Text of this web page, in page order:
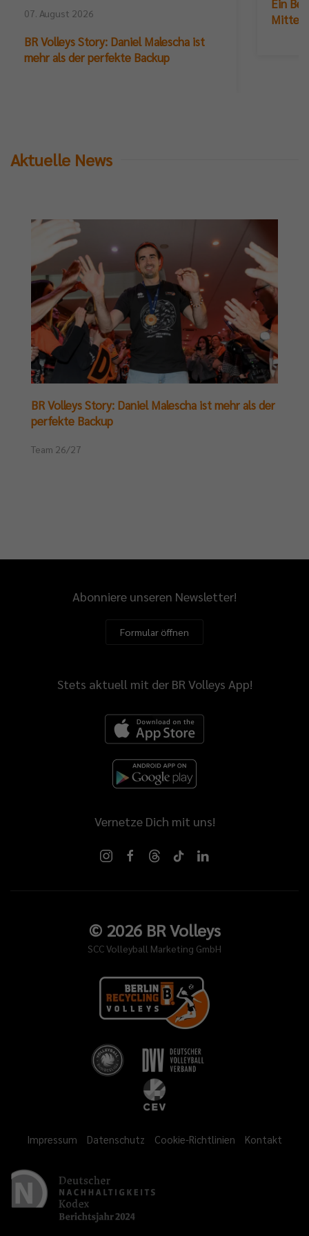
07. August 2026
BR Volleys Story: Daniel Malescha ist
mehr als der perfekte Backup
Ein
Aktuelle News
BR Volleys Story: Daniel Malescha ist mehr als der
perfekte Backup
Team 26/27
Abonniere unseren Newsletter!
Formular öffnen
Stets aktuell mit der BR Volleys App!
Vernetze Dich mit uns!
© 2026BR Volleys
SCC Volleyball Marketing GmbH
Impressum Datenschutz Cookie-Richtlinien Kontakt